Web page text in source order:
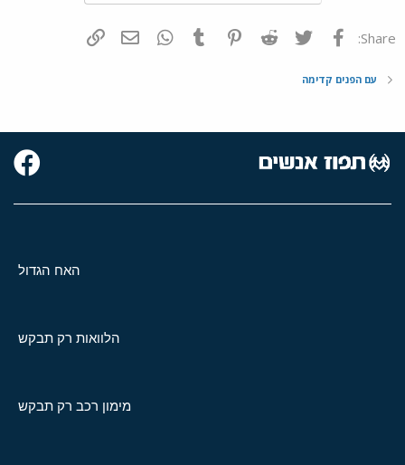
Share: פייסבוק Twitter
Reddit
Pinterest
Tumblr
WhatsAppדואר אלקטרוני
עם הפנים קדימה
האח הגדול
הלוואות רק תבקש
מימון רכב רק תבקש